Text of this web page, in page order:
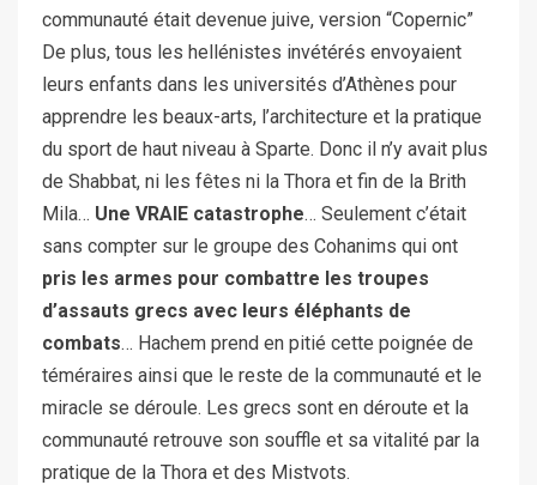
communauté était devenue juive, version “Copernic”
De plus, tous les hellénistes invétérés envoyaient
leurs enfants dans les universités d’Athènes pour
apprendre les beaux-arts, l’architecture et la pratique
du sport de haut niveau à Sparte. Donc il n’y avait plus
de Shabbat, ni les fêtes ni la Thora et fin de la Brith
Mila… Une VRAIE catastrophe… Seulement c’était
sans compter sur le groupe des Cohanims qui ont
pris les armes pour combattre les troupes
d’assauts grecs avec leurs éléphants de
combats… Hachem prend en pitié cette poignée de
téméraires ainsi que le reste de la communauté et le
miracle se déroule. Les grecs sont en déroute et la
communauté retrouve son souffle et sa vitalité par la
pratique de la Thora et des Mistvots.